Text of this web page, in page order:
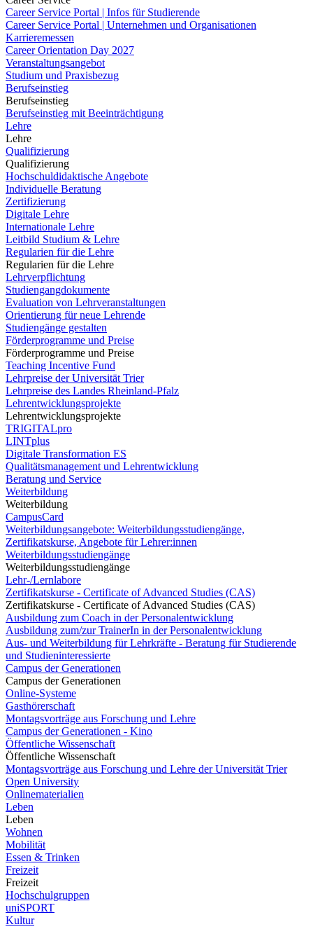
Career Service Portal | Infos für Studierende
Career Service Portal | Unternehmen und Organisationen
Karrieremessen
Career Orientation Day 2027
Veranstaltungsangebot
Studium und Praxisbezug
Berufseinstieg
Berufseinstieg
Berufseinstieg mit Beeinträchtigung
Lehre
Lehre
Qualifizierung
Qualifizierung
Hochschuldidaktische Angebote
Individuelle Beratung
Zertifizierung
Digitale Lehre
Internationale Lehre
Leitbild Studium & Lehre
Regularien für die Lehre
Regularien für die Lehre
Lehrverpflichtung
Studiengangdokumente
Evaluation von Lehrveranstaltungen
Orientierung für neue Lehrende
Studiengänge gestalten
Förderprogramme und Preise
Förderprogramme und Preise
Teaching Incentive Fund
Lehrpreise der Universität Trier
Lehrpreise des Landes Rheinland-Pfalz
Lehrentwicklungsprojekte
Lehrentwicklungsprojekte
TRIGITALpro
LINTplus
Digitale Transformation ES
Qualitätsmanagement und Lehrentwicklung
Beratung und Service
Weiterbildung
Weiterbildung
CampusCard
Weiterbildungsangebote: Weiterbildungsstudiengänge,
Zertifikatskurse, Angebote für Lehrer:innen
Weiterbildungsstudiengänge
Weiterbildungsstudiengänge
Lehr-/Lernlabore
Zertifikatskurse - Certificate of Advanced Studies (CAS)
Zertifikatskurse - Certificate of Advanced Studies (CAS)
Ausbildung zum Coach in der Personalentwicklung
Ausbildung zum/zur TrainerIn in der Personalentwicklung
Aus- und Weiterbildung für Lehrkräfte - Beratung für Studierende
und Studieninteressierte
Campus der Generationen
Campus der Generationen
Online-Systeme
Gasthörerschaft
Montagsvorträge aus Forschung und Lehre
Campus der Generationen - Kino
Öffentliche Wissenschaft
Öffentliche Wissenschaft
Montagsvorträge aus Forschung und Lehre der Universität Trier
Open University
Onlinematerialien
Leben
Leben
Wohnen
Mobilität
Essen & Trinken
Freizeit
Freizeit
Hochschulgruppen
uniSPORT
Kultur